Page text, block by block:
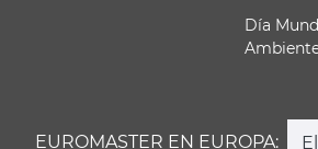
Día
EUROMASTER EN EUROPA: